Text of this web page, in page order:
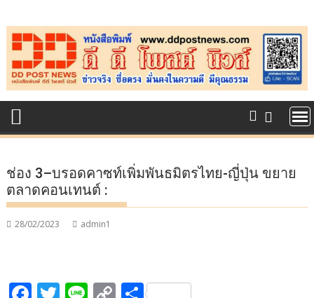
to
content
ช่อง 3–บรอดคาซท์เพิ่มพันธมิตรไทย-ญี่ปุ่น ขยาย
ตลาดคอนเทนต์ :
28/02/2023 admin1